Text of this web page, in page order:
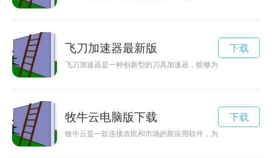
飞刀加速器最新版
飞刀加速器是一种创新型的刀具加速器，能够为刀具提供更强
下载
牧牛云电脑版下载
牧牛云是一款连接农民和市场的新应用软件，为农业生产提供
下载